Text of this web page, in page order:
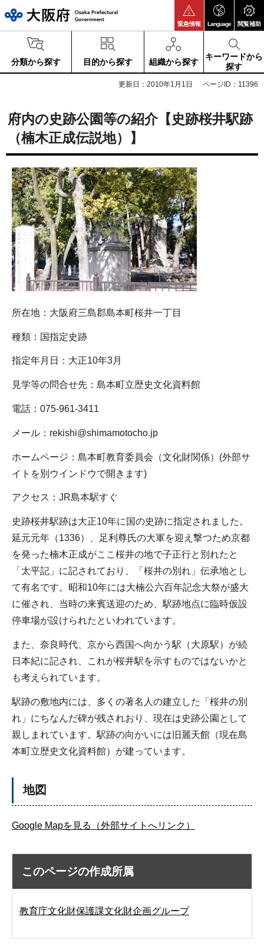
緊急情報 Language 閲覧補助
分類から探す 目的から探す 組織から探す
キーワードから
探す
更新日：2010年1月1日 ページID：11396
府内の史跡公園等の紹介【史跡桜井駅跡
（楠木正成伝説地）】
所在地：大阪府三島郡島本町桜井一丁目
種類：国指定史跡
指定年月日：大正10年3月
見学等の問合せ先：島本町立歴史文化資料館
電話：075-961-3411
メール：rekishi@shimamotocho.jp
ホームページ：島本町教育委員会（文化財関係）(外部サ
イトを別ウインドウで開きます)
アクセス：JR島本駅すぐ
史跡桜井駅跡は大正10年に国の史跡に指定されました。
延元元年（1336）、足利尊氏の大軍を迎え撃つため京都
を発った楠木正成がここ桜井の地で子正行と別れたと
「太平記」に記されており、「桜井の別れ」伝承地とし
て有名です。昭和10年には大楠公六百年記念大祭が盛大
に催され、当時の来賓送迎のため、駅跡地点に臨時仮設
停車場が設けられたといわれています。
また、奈良時代、京から西国へ向かう駅（大原駅）が続
日本紀に記され、これが桜井駅を示すものではないかと
も考えられています。
駅跡の敷地内には、多くの著名人の建立した「桜井の別
れ」にちなんだ碑が残されおり、現在は史跡公園として
親しまれています。駅跡の向かいには旧麗天館（現在島
本町立歴史文化資料館）が建っています。
地図
Google Mapを見る（外部サイトへリンク）
このページの作成所属
教育庁文化財保護課文化財企画グループ